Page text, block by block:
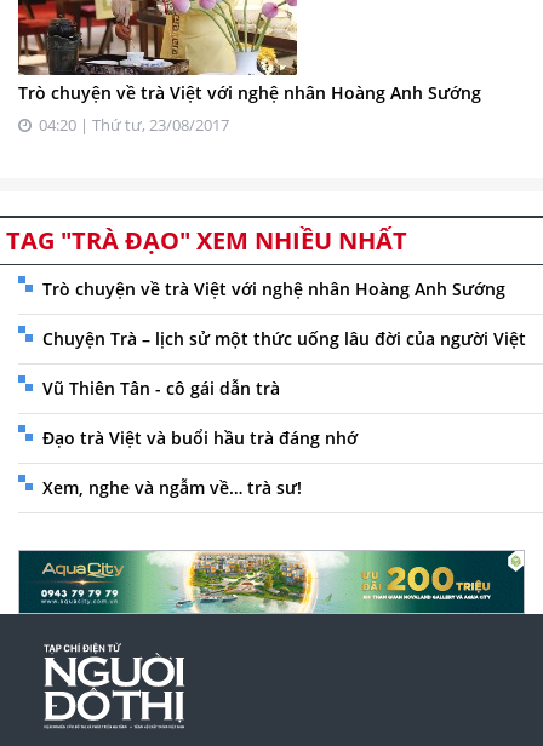
Trò chuyện về trà Việt với nghệ nhân Hoàng Anh Sướng
04:20 | Thứ tư, 23/08/2017
TAG "TRÀ ĐẠO" XEM NHIỀU NHẤT
Trò chuyện về trà Việt với nghệ nhân Hoàng Anh Sướng
Chuyện Trà – lịch sử một thức uống lâu đời của người Việt
Vũ Thiên Tân - cô gái dẫn trà
Đạo trà Việt và buổi hầu trà đáng nhớ
Xem, nghe và ngẫm về… trà sư!